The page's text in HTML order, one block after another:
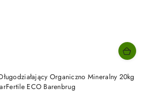
Organiczno Mineralny 20kg
ECO Barenbrug